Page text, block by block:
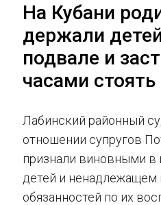
На Кубани
держали
подвале и
часами
Лабинский районный
отношении супругов
признали виновными в
детей и ненадлежащем
обязанностей по их